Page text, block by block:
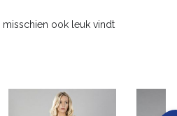
misschien ook leuk vindt